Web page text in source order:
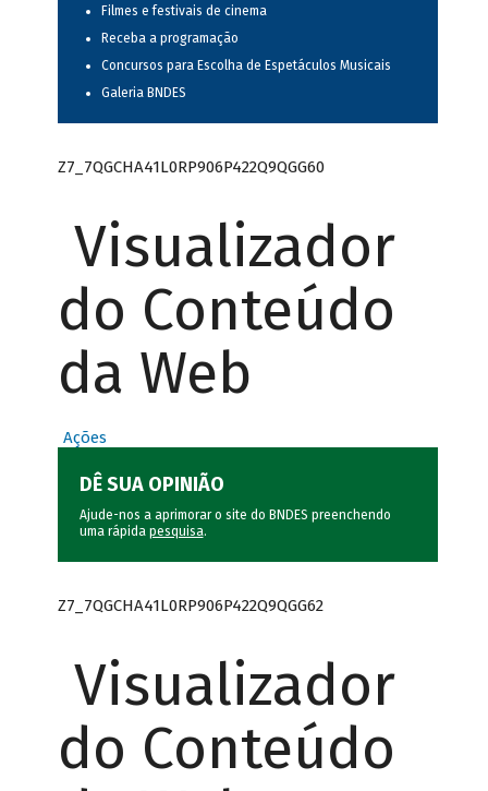
Filmes e festivais de cinema
Receba a programação
Concursos para Escolha de Espetáculos Musicais
Galeria BNDES
Z7_7QGCHA41L0RP906P422Q9QGG60
Visualizador
do Conteúdo
da Web
Ações
DÊ SUA OPINIÃO
Ajude-nos a aprimorar o site do BNDES preenchendo
uma rápida pesquisa.
Z7_7QGCHA41L0RP906P422Q9QGG62
Visualizador
do Conteúdo